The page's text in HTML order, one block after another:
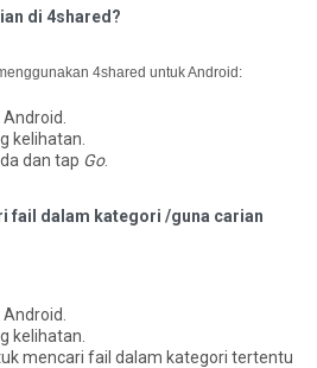
di 4shared?
4shared untuk Android:
kelihatan.
dan tap Go.
fail dalam kategori /guna carian
kelihatan.
mencari fail dalam kategori tertentu